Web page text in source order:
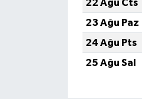
22 Ağu Cts
23 Ağu Paz
24 Ağu Pts
25 Ağu Sal